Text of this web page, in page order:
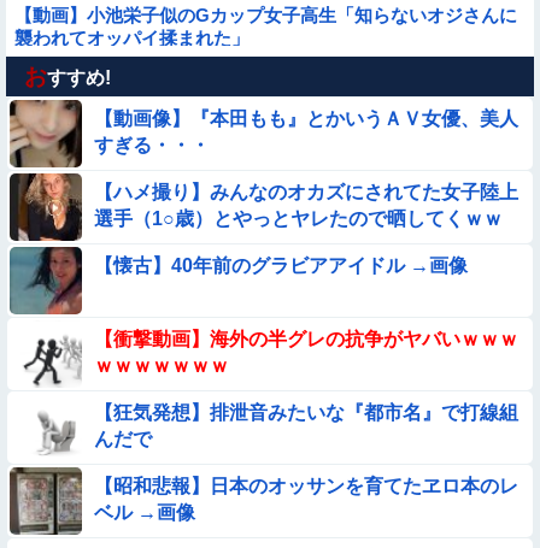
【動画】小池栄子似のGカップ女子高生「知らないオジさんに
襲われてオッパイ揉まれた」
【画像】プールに来てた水着JCたち どの娘を選ぶの？
【動画】中国の『上級の暮らし』がコレらしい
【画像】プールで水着が脱げちゃった女の子の反応ｗｗｗｗｗ
ｗｗｗ
【衝撃】ガチで『意識高い無能』が好きなワードと言えば？
【動画像】飛行機に『水銀』を持ち込めない理由がこれ【→】
【画像】お前らこの超美人が整形か否か判定たのむ！！
【画像】この美人ママ、脱いだら凄い・・・
おすすめ!
【動画像】『本田もも』とかいうＡＶ女優、美人
すぎる・・・
【ハメ撮り】みんなのオカズにされてた女子陸上
選手（1○歳）とやっとヤレたので晒してくｗｗ
【懐古】40年前のグラビアアイドル →画像
【衝撃動画】海外の半グレの抗争がヤバいｗｗｗ
ｗｗｗｗｗｗｗ
【狂気発想】排泄音みたいな『都市名』で打線組
んだで
【昭和悲報】日本のオッサンを育てたヱロ本のレ
ベル →画像